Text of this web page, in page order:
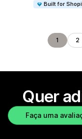
Built for
1 2
Quer
Faça uma